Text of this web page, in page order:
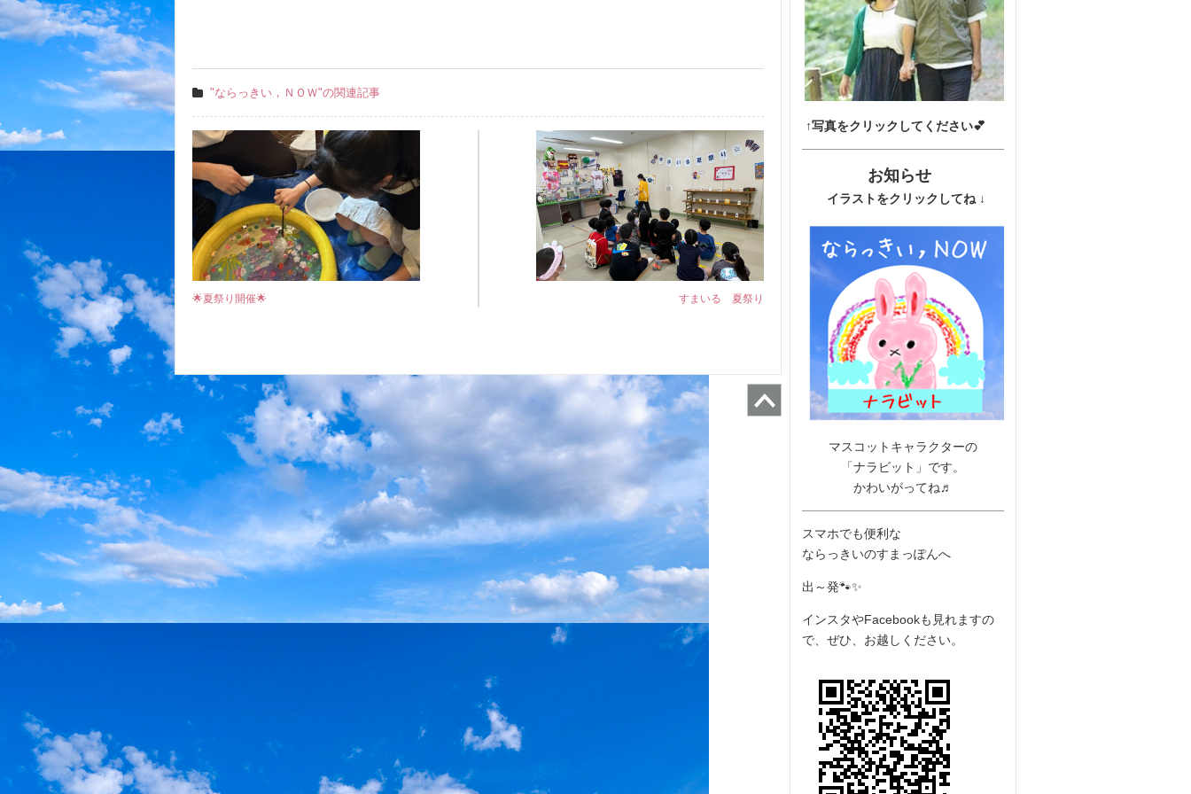
"ならっきい，ＮＯＷ"の関連記事
🌟夏祭り開催🌟 すまいる 夏祭り
↑写真をクリックしてください💕
お知らせ
イラストをクリックしてね ↓
マスコットキャラクターの
「ナラビット」です。
かわいがってね♬
スマホでも便利な
ならっきいのすまっぽんへ
出～発🐾✨
インスタやFacebookも見れますの
で、ぜひ、お越しください。